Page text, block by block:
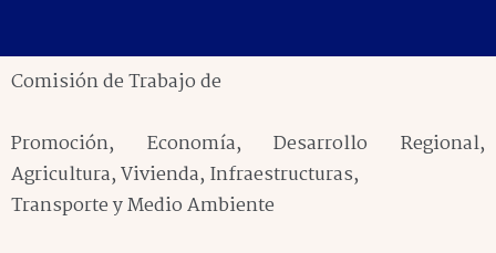
Comisión de Trabajo de
Promoción, Economía, Desarrollo Regional,
Agricultura, Vivienda, Infraestructuras,
Transporte y Medio Ambiente